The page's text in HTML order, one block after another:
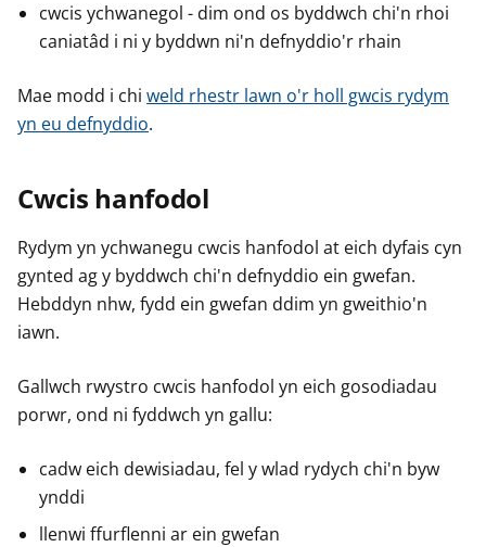
cwcis ychwanegol - dim ond os byddwch chi'n rhoi
caniatâd i ni y byddwn ni'n defnyddio'r rhain
Mae modd i chi weld rhestr lawn o'r holl gwcis rydym
yn eu defnyddio.
Cwcis hanfodol
Rydym yn ychwanegu cwcis hanfodol at eich dyfais cyn
gynted ag y byddwch chi'n defnyddio ein gwefan.
Hebddyn nhw, fydd ein gwefan ddim yn gweithio'n
iawn.
Gallwch rwystro cwcis hanfodol yn eich gosodiadau
porwr, ond ni fyddwch yn gallu:
cadw eich dewisiadau, fel y wlad rydych chi'n byw
ynddi
llenwi ffurflenni ar ein gwefan